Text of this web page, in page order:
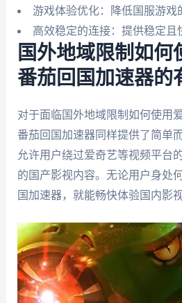
游戏体验优化：降低国服游戏
高效稳定的连接：提供稳定且
国外地域限制如何
番茄回国加速器的
对于面临国外地域限制如何使用
番茄回国加速器同样提供了简单
允许用户绕过爱奇艺等视频平台
的国产影视内容。无论用户身处
国加速器，就能畅快体验国内影